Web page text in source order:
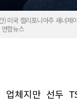
) 미국 캘리포니아주 새너
합뉴스
체지만 선두